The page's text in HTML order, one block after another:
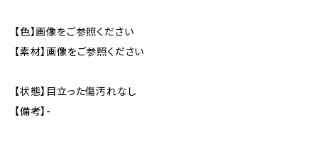
【色】画像をご参照ください
【素材】画像をご参照ください
【状態】目立った傷汚れなし
【備考】-